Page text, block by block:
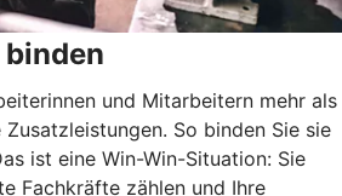
und Mitarbeitern mehr als
So binden Sie sie
ist eine Win-Win-Situation: Sie
Fachkräfte zählen und Ihre